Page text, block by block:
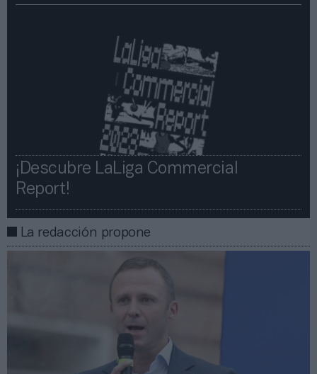
¡Descubre LaLiga Commercial
Report!​​
La redacción propone